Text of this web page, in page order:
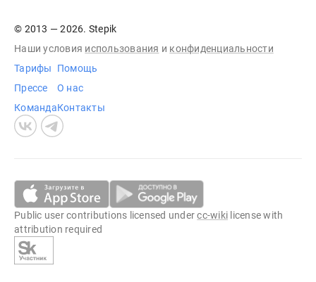
© 2013 — 2026. Stepik
Наши условия использования и конфиденциальности
Тарифы
Прессе
Команда
Помощь
О нас
Контакты
Public user contributions licensed undercc-wiki license with
attribution required